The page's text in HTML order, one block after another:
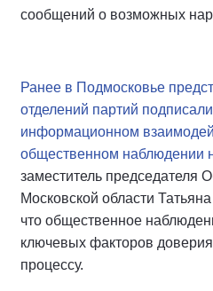
сообщений о возможных
Ранее в Подмосковье
отделений партий
информационном
общественном наблюдении
заместитель председателя
Московской области
что общественное
ключевых факторов
процессу.